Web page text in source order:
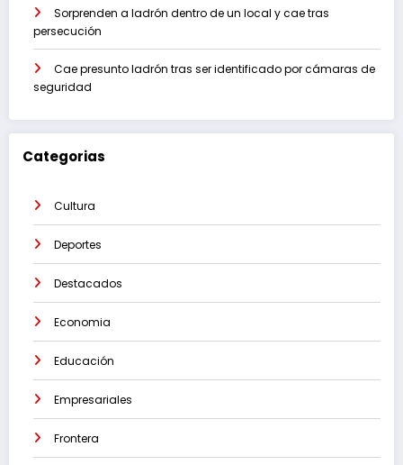
Sorprenden a ladrón dentro de un local y cae tras
persecución
Cae presunto ladrón tras ser identificado por cámaras de
seguridad
Categorias
Cultura
Deportes
Destacados
Economia
Educación
Empresariales
Frontera